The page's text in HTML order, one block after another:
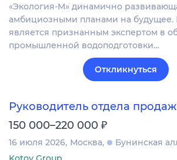
«Экология-М» динамично
амбициозными планами на будущее.
является признанным экспертом в
промышленной водоподготовки…
Откликнуться
Руководитель отдела продаж
150 000–220 000 ₽
16 июля 2026 Москва
Бунинская